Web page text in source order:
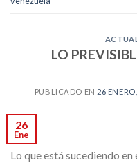
LO
PUBLICADO EN 26
26
Ene
Lo que está sucediendo